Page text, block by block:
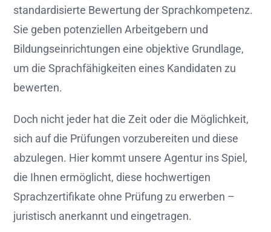
standardisierte Bewertung der Sprachkompetenz.
Sie geben potenziellen Arbeitgebern und
Bildungseinrichtungen eine objektive Grundlage,
um die Sprachfähigkeiten eines Kandidaten zu
bewerten.
Doch nicht jeder hat die Zeit oder die Möglichkeit,
sich auf die Prüfungen vorzubereiten und diese
abzulegen. Hier kommt unsere Agentur ins Spiel,
die Ihnen ermöglicht, diese hochwertigen
Sprachzertifikate ohne Prüfung zu erwerben –
juristisch anerkannt und eingetragen.